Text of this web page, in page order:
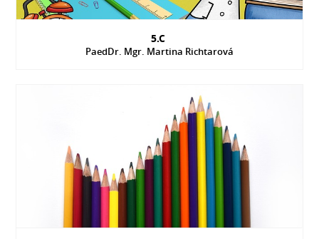
5.C
PaedDr. Mgr. Martina Richtarová